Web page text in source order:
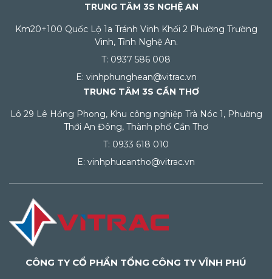
TRUNG TÂM 3S NGHỆ AN
Km20+100 Quốc Lộ 1a Tránh Vinh Khối 2 Phường Trường
Vinh, Tỉnh Nghệ An.
T: 0937 586 008
E: vinhphunghean@vitrac.vn
TRUNG TÂM 3S CẦN THƠ
Lô 29 Lê Hồng Phong, Khu công nghiệp Trà Nóc 1, Phường
Thới An Đông, Thành phố Cần Thơ
T: 0933 618 010
E: vinhphucantho@vitrac.vn
CÔNG TY CỔ PHẦN TỔNG CÔNG TY VĨNH PHÚ